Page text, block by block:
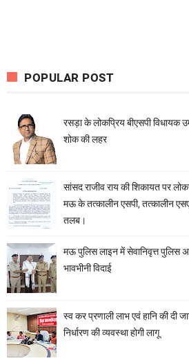
POPULAR POST
रसड़ा के लोकप्रिय बीएसपी विधायक
शोक की लहर
सांसद राजीव राय की शिकायत पर
मऊ के तत्कालीन एसपी, तत्कालीन
तलब।
मऊ पुलिस लाइन में सेवानिवृत्त पुलिस
भावभीनी विदाई
स्व कर प्रणाली लाभ एवं हानि की
निर्धारण की व्यवस्था होगी लागू